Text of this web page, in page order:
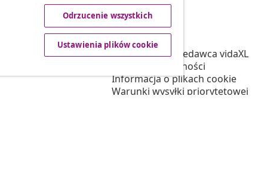
vidaXL
O nas
Regulamin Sprzedawca vidaXL
Polityka prywatności
Informacja o plikach cookie
Warunki wysyłki priorytetowej
Odrzucenie wszystkich
Ustawienia plików cookie